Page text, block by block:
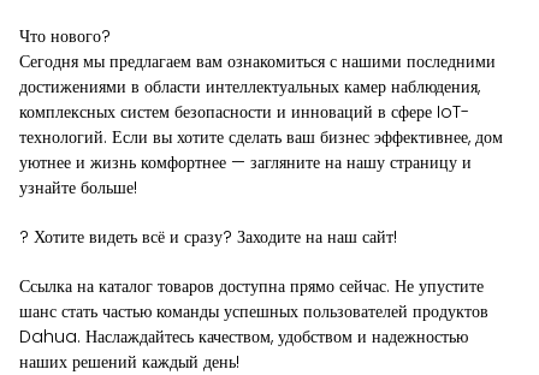
Что нового?
Сегодня мы предлагаем вам ознакомиться с нашими последними
достижениями в области интеллектуальных камер наблюдения,
комплексных систем безопасности и инноваций в сфере IoT-
технологий. Если вы хотите сделать ваш бизнес эффективнее, дом
уютнее и жизнь комфортнее — загляните на нашу страницу и
узнайте больше!
? Хотите видеть всё и сразу? Заходите на наш сайт!
Ссылка на каталог товаров доступна прямо сейчас. Не упустите
шанс стать частью команды успешных пользователей продуктов
Dahua. Наслаждайтесь качеством, удобством и надежностью
наших решений каждый день!